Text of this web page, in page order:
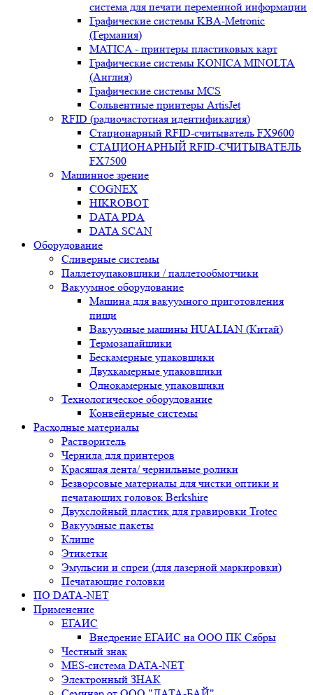
система для печати переменной информации
Графические системы KBA-Metronic
(Германия)
MATICA - принтеры пластиковых карт
Графические системы KONICA MINOLTA
(Англия)
Графические системы MCS
Сольвентные принтеры ArtisJet
RFID (радиочастотная идентификация)
Стационарный RFID-считыватель FX9600
СТАЦИОНАРНЫЙ RFID-СЧИТЫВАТЕЛЬ
FX7500
Машинное зрение
COGNEX
HIKROBOT
DATA PDA
DATA SCAN
Оборудование
Сливерные системы
Паллетоупаковщики / паллетообмотчики
Вакуумное оборудование
Машина для вакуумного приготовления
пищи
Вакуумные машины HUALIAN (Китай)
Термозапайщики
Бескамерные упаковщики
Двухкамерные упаковщики
Однокамерные упаковщики
Технологическое оборудование
Конвейерные системы
Расходные материалы
Растворитель
Чернила для принтеров
Красящая лента/ чернильные ролики
Безворсовые материалы для чистки оптики и
печатающих головок Berkshire
Двухслойный пластик для гравировки Trotec
Вакуумные пакеты
Клише
Этикетки
Эмульсии и спреи (для лазерной маркировки)
Печатающие головки
ПО DATA-NET
Применение
ЕГАИС
Внедрение ЕГАИС на ООО ПК Сябры
Честный знак
MES-система DATA-NET
Электронный ЗНАК